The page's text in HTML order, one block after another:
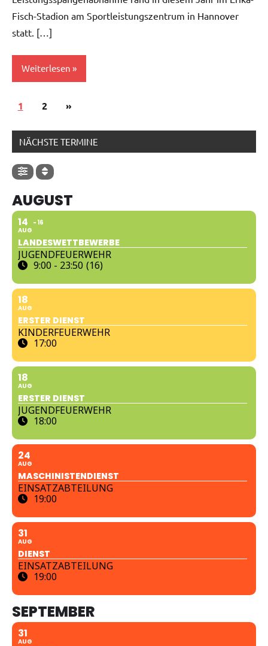
Fisch-Stadion am Sportleistungszentrum in Hannover
statt. […]
Weiterlesen
Allgemein
der
Beiträge
1 2
Nächste
»
NÄCHSTE TERMINE
AUGUST
14
AUG
16
LANDESWETTBEWERBE
JUGENDFEUERWEHR
9:00 - 23:50 (16)
18
AUG
ERSTER DIENST
KINDERFEUERWEHR
17:00
18
AUG
ERSTER DIENST
JUGENDFEUERWEHR
18:00
24
AUG
MASCHINISTENDIENST
EINSATZABTEILUNG
19:00
31
AUG
DIENST
EINSATZABTEILUNG
19:00
SEPTEMBER
31
AUG